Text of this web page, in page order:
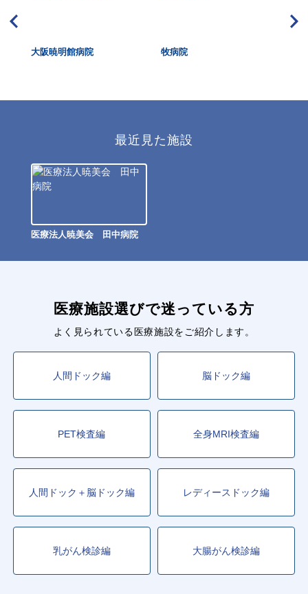
大阪暁明館病院 牧病院
最近見た施設
医療法人暁美会 田中病院
医療施設選びで迷っている方
よく見られている医療施設をご紹介します。
人間ドック編 脳ドック編
PET検査編 全身MRI検査編
人間ドック＋脳ドック編 レディースドック編
乳がん検診編 大腸がん検診編